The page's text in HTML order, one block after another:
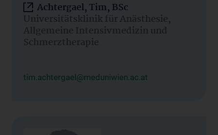
Achtergael, Tim, BSc
Universitätsklinik für Anästhesie,
Allgemeine Intensivmedizin und
Schmerztherapie
tim.achtergael@meduniwien.ac.at